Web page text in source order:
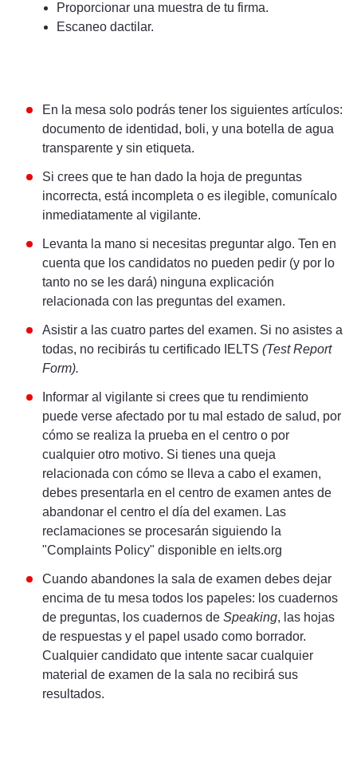
Proporcionar una muestra de tu firma.
Escaneo dactilar.
En la mesa solo podrás tener los siguientes artículos:
documento de identidad, boli, y una botella de agua
transparente y sin etiqueta.
Si crees que te han dado la hoja de preguntas
incorrecta, está incompleta o es ilegible, comunícalo
inmediatamente al vigilante.
Levanta la mano si necesitas preguntar algo. Ten en
cuenta que los candidatos no pueden pedir (y por lo
tanto no se les dará) ninguna explicación
relacionada con las preguntas del examen.
Asistir a las cuatro partes del examen. Si no asistes a
todas, no recibirás tu certificado IELTS (Test Report
Form).
Informar al vigilante si crees que tu rendimiento
puede verse afectado por tu mal estado de salud, por
cómo se realiza la prueba en el centro o por
cualquier otro motivo. Si tienes una queja
relacionada con cómo se lleva a cabo el examen,
debes presentarla en el centro de examen antes de
abandonar el centro el día del examen. Las
reclamaciones se procesarán siguiendo la
"Complaints Policy" disponible en ielts.org
Cuando abandones la sala de examen debes dejar
encima de tu mesa todos los papeles: los cuadernos
de preguntas, los cuadernos de Speaking, las hojas
de respuestas y el papel usado como borrador.
Cualquier candidato que intente sacar cualquier
material de examen de la sala no recibirá sus
resultados.